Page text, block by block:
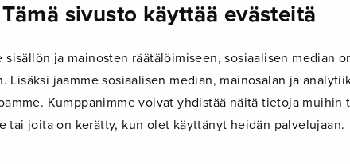
Tämä sivusto käyttää evästeitä
sisällön ja mainosten räätälöimiseen, sosiaalisen median
Lisäksi jaamme sosiaalisen median, mainosalan ja
Kumppanimme voivat yhdistää näitä tietoja
tai joita on kerätty, kun olet käyttänyt heidän palvelujaan.
Osastot
Sekakuoro,Soitinmusiikki
Sivumäärä
4
TUTUSTU MYÖS